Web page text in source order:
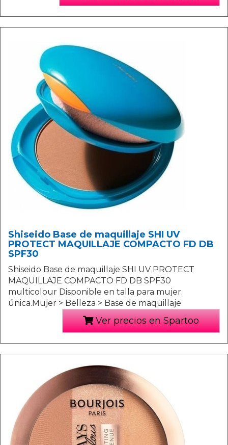
Shiseido Base de maquillaje SHI UV
PROTECT MAQUILLAJE COMPACTO FD DB
SPF30
Shiseido Base de maquillaje SHI UV PROTECT
MAQUILLAJE COMPACTO FD DB SPF30
multicolour Disponible en talla para mujer.
única.Mujer > Belleza > Base de maquillaje
Ver precios en Spartoo